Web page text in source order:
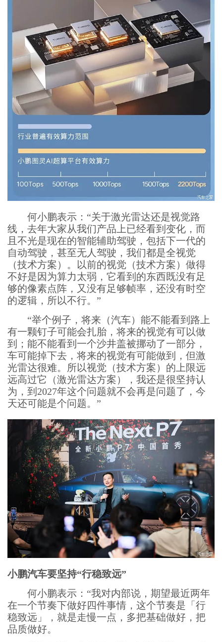
何小鹏表示：“关于激光雷达还是视觉路
线，去年大家从我们产品上已经看到变化，而
且不光是现在的智能辅助驾驶，包括下一代的
自动驾驶，甚至无人驾驶，我们都是全视觉
（技术方案）。以前的视觉（技术方案）做得
不好是因为算力太弱，它看到的东西既没有足
够的像素点阵，又没有足够帧率，还没有时空
的逻辑，所以不行。”
“举个例子，将来（汽车）能不能看到路上
有一颗钉子可能会扎胎，将来的视觉有可以做
到；能不能看到一个沙井盖被挪动了一部分，
车可能掉下去，将来的视觉有可能做到，但激
光雷达很难。所以视觉（技术方案）的上限远
远高过它（激光雷达方案），我还是很坚持认
为，到2027年这个问题就不会再是问题了，今
天还可能是个问题。”
小鹏汽车要坚持“行稳致远”
何小鹏表示：“我对内部说，期望最近两年
在一个节奏下做好四件事情，这个节奏是「行
稳致远」，就是走慢一点，多把基础做好，把
品质做好。